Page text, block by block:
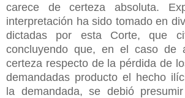
carece de certeza absoluta.
interpretación ha sido tomado en
dictadas por esta Corte, que
concluyendo que, en el caso de
certeza respecto de la pérdida de
demandadas producto el hecho
la demandada, se debió